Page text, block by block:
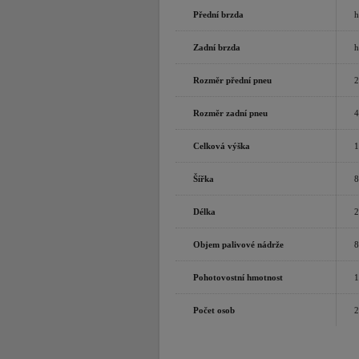
Přední brzda
Zadní brzda
Rozměr přední pneu
Rozměr zadní pneu
Celková výška
Šířka
Délka
Objem palivové nádrže
Pohotovostní hmotnost
Počet osob 2